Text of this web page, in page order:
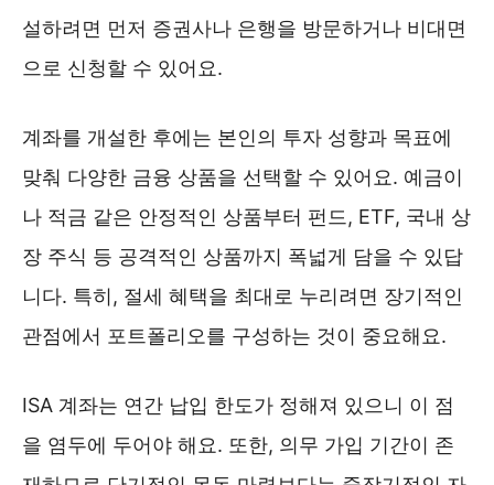
설하려면 먼저 증권사나 은행을 방문하거나 비대면
으로 신청할 수 있어요.
계좌를 개설한 후에는 본인의 투자 성향과 목표에
맞춰 다양한 금융 상품을 선택할 수 있어요. 예금이
나 적금 같은 안정적인 상품부터 펀드, ETF, 국내 상
장 주식 등 공격적인 상품까지 폭넓게 담을 수 있답
니다. 특히, 절세 혜택을 최대로 누리려면 장기적인
관점에서 포트폴리오를 구성하는 것이 중요해요.
ISA 계좌는 연간 납입 한도가 정해져 있으니 이 점
을 염두에 두어야 해요. 또한, 의무 가입 기간이 존